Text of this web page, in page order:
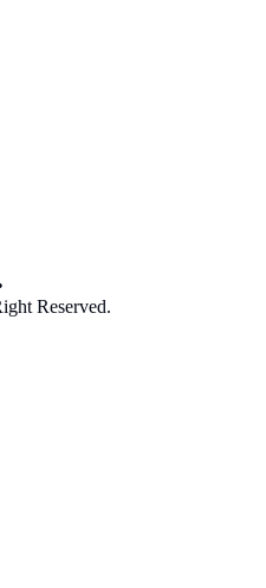
Reserved.